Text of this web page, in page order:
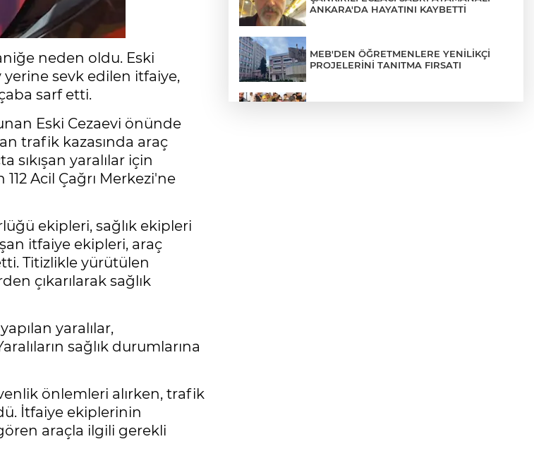
neden oldu. Eski
yerine sevk edilen itfaiye,
sarf etti.
Eski Cezaevi önünde
trafik kazasında araç
sıkışan yaralılar için
Acil Çağrı Merkezi'ne
ekipleri, sağlık ekipleri
itfaiye ekipleri, araç
Titizlikle yürütülen
çıkarılarak sağlık
yaralılar,
sağlık durumlarına
önlemleri alırken, trafik
İtfaiye ekiplerinin
araçla ilgili gerekli
ANKARA'DA HAYATINI KAYBETTİ
MEB'DEN ÖĞRETMENLERE YENİLİKÇİ
PROJELERİNİ TANITMA FIRSATI